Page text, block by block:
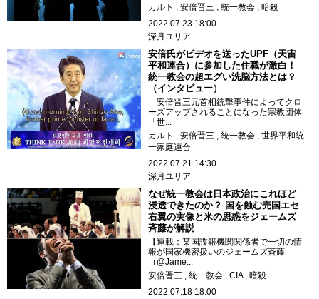
カルト
安倍晋三 統一教会
暗殺
2022.07.23 18:00
深月ユリア
安倍氏がビデオを送ったUPF（天宙
平和連合）に参加した住職が激白！
統一教会の超エグい洗脳方法とは？
（インタビュー）
安倍晋三元首相銃撃事件によってクロ
ーズアップされることになった宗教団体
「世...
カルト
安倍晋三 統一教会
世界平和統
一家庭連合
2022.07.21 14:30
深月ユリア
なぜ統一教会は日本政治にこれほど
浸透できたのか？ 国を蝕む売国エセ
右翼の実像と米の思惑をジェームズ
斉藤が解説
【連載：某国諜報機関関係者で一切の情
報が国家機密扱いのジェームズ斉藤
（@Jame...
安倍晋三
統一教会 CIA
暗殺
2022.07.18 18:00